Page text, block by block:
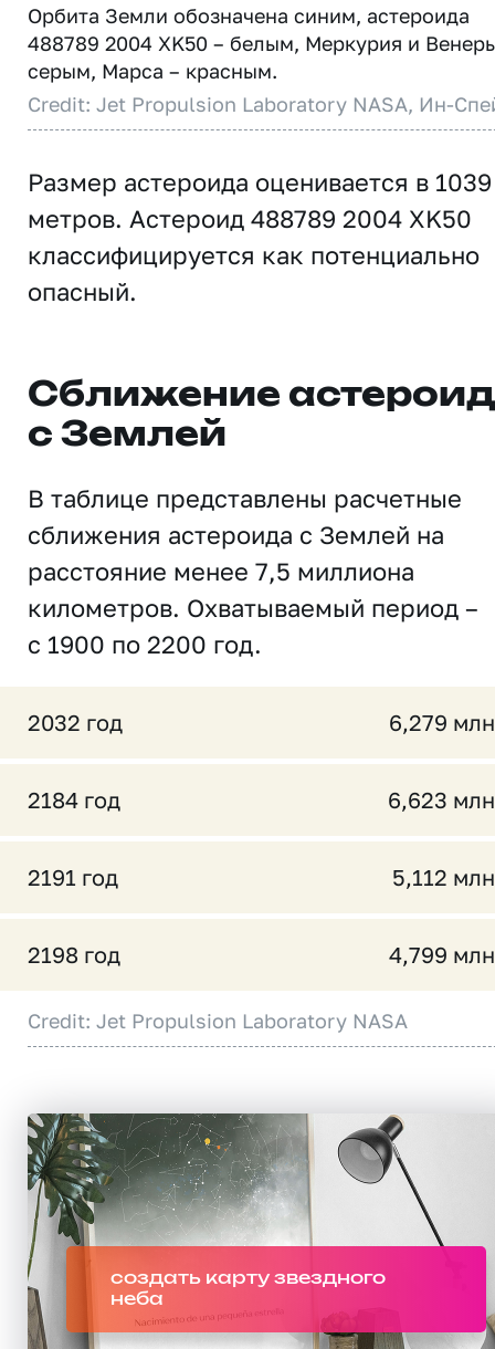
Орбита Земли обозначена синим, астероида
488789 2004 XK50 – белым, Меркурия и
серым, Марса – красным.
Credit: Jet Propulsion Laboratory NASA, Ин-
Размер астероида оценивается в 1039
метров. Астероид 488789 2004 XK50
классифицируется как потенциально
опасный.
Сближение
с Землей
В таблице представлены расчетные
сближения астероида с Землей на
расстояние менее 7,5 миллиона
километров. Охватываемый период –
с 1900 по 2200 год.
2032 год 6,279
2184 год 6,623
2191 год 5,112
2198 год 4,799
Credit: Jet Propulsion Laboratory NASA
создать карту звездного
неба